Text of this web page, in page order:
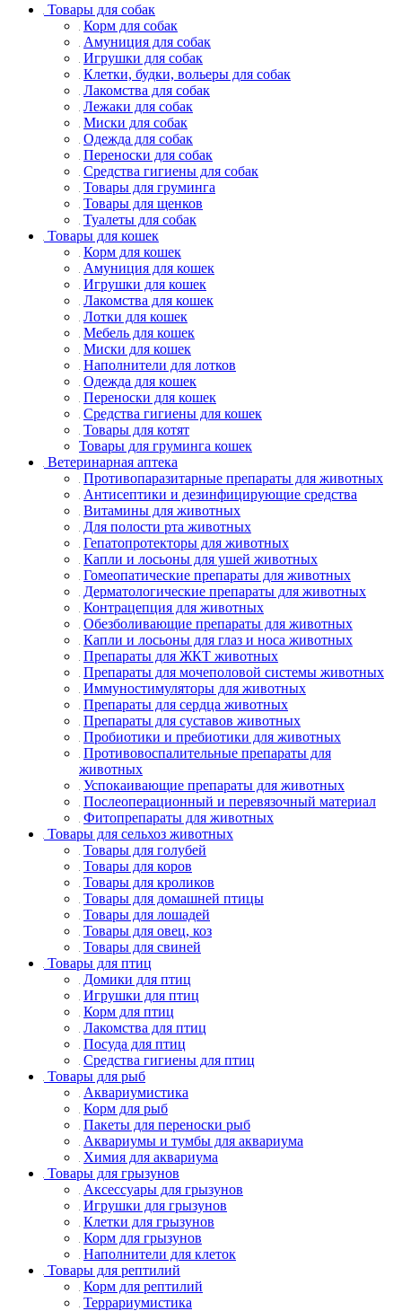
Товары для собак
Корм для собак
Амуниция для собак
Игрушки для собак
Клетки, будки, вольеры для собак
Лакомства для собак
Лежаки для собак
Миски для собак
Одежда для собак
Переноски для собак
Средства гигиены для собак
Товары для груминга
Товары для щенков
Туалеты для собак
Товары для кошек
Корм для кошек
Амуниция для кошек
Игрушки для кошек
Лакомства для кошек
Лотки для кошек
Мебель для кошек
Миски для кошек
Наполнители для лотков
Одежда для кошек
Переноски для кошек
Средства гигиены для кошек
Товары для котят
Товары для груминга кошек
Ветеринарная аптека
Противопаразитарные препараты для животных
Антисептики и дезинфицирующие средства
Витамины для животных
Для полости рта животных
Гепатопротекторы для животных
Капли и лосьоны для ушей животных
Гомеопатические препараты для животных
Дерматологические препараты для животных
Контрацепция для животных
Обезболивающие препараты для животных
Капли и лосьоны для глаз и носа животных
Препараты для ЖКТ животных
Препараты для мочеполовой системы животных
Иммуностимуляторы для животных
Препараты для сердца животных
Препараты для суставов животных
Пробиотики и пребиотики для животных
Противовоспалительные препараты для
животных
Успокаивающие препараты для животных
Послеоперационный и перевязочный материал
Фитопрепараты для животных
Товары для сельхоз животных
Товары для голубей
Товары для коров
Товары для кроликов
Товары для домашней птицы
Товары для лошадей
Товары для овец, коз
Товары для свиней
Товары для птиц
Домики для птиц
Игрушки для птиц
Корм для птиц
Лакомства для птиц
Посуда для птиц
Средства гигиены для птиц
Товары для рыб
Аквариумистика
Корм для рыб
Пакеты для переноски рыб
Аквариумы и тумбы для аквариума
Химия для аквариума
Товары для грызунов
Аксессуары для грызунов
Игрушки для грызунов
Клетки для грызунов
Корм для грызунов
Наполнители для клеток
Товары для рептилий
Корм для рептилий
Террариумистика